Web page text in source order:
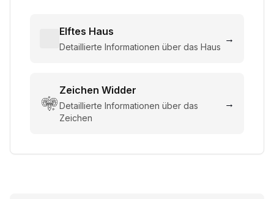
Elftes Haus
Detaillierte Informationen über das Haus
→
Zeichen Widder
Detaillierte Informationen über das
Zeichen
→